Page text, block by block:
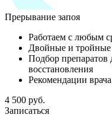
Прерывание запоя
Работаем с любым
Двойные и
Подбор препаратов
восстановления
Рекомендации врача
4 500 руб.
Записаться